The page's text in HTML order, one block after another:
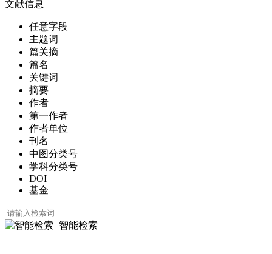
文献信息
任意字段
主题词
篇关摘
篇名
关键词
摘要
作者
第一作者
作者单位
刊名
中图分类号
学科分类号
DOI
基金
智能检索